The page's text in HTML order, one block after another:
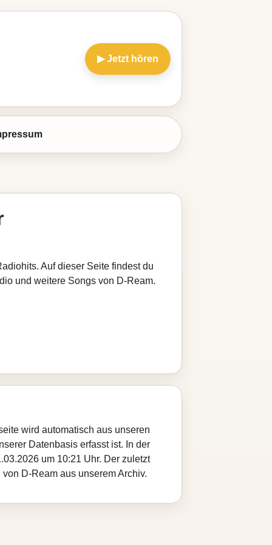
▶ Jetzt hören
Auf dieser Seite findest du
und weitere Songs von D-Ream.
wird automatisch aus unseren
Datenbasis erfasst ist. In der
um 10:21 Uhr. Der zuletzt
D-Ream aus unserem Archiv.